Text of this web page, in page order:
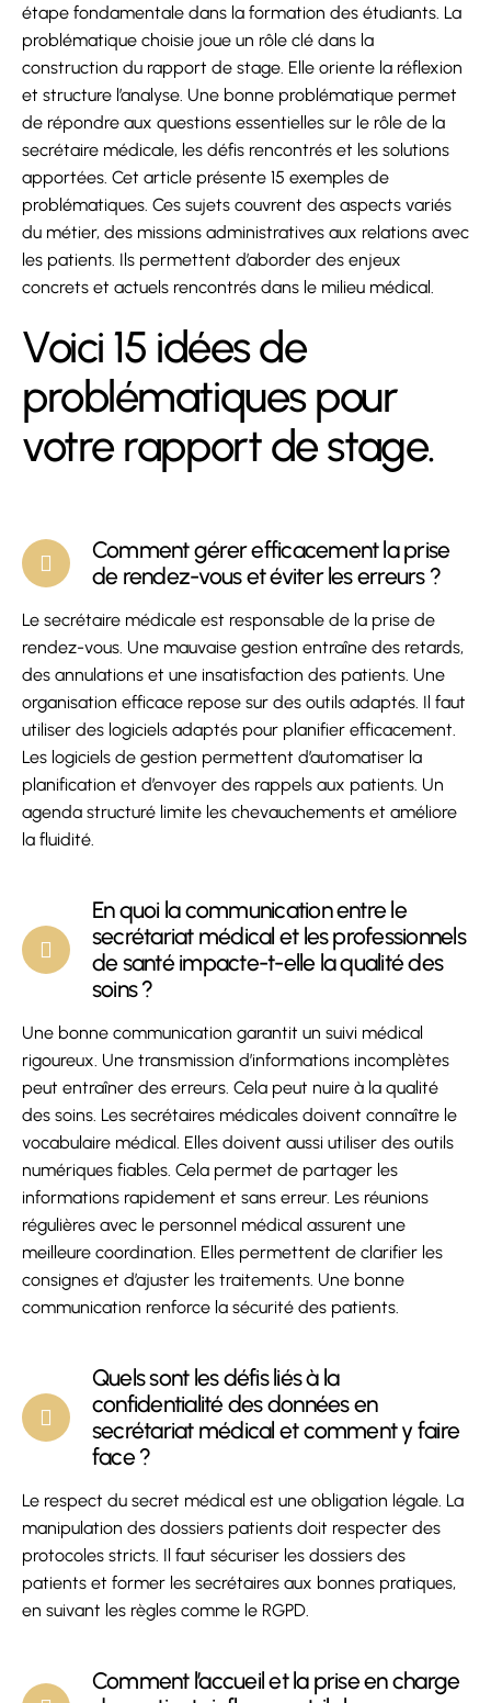
étape fondamentale dans la formation des étudiants. La
problématique choisie joue un rôle clé dans la
construction du rapport de stage. Elle oriente la réflexion
et structure l’analyse. Une bonne problématique permet
de répondre aux questions essentielles sur le rôle de la
secrétaire médicale, les défis rencontrés et les solutions
apportées. Cet article présente 15 exemples de
problématiques. Ces sujets couvrent des aspects variés
du métier, des missions administratives aux relations avec
les patients. Ils permettent d’aborder des enjeux
concrets et actuels rencontrés dans le milieu médical.
Voici 15 idées de
problématiques pour
votre rapport de stage.
Comment gérer efficacement la prise
de rendez-vous et éviter les erreurs ?
Le secrétaire médicale est responsable de la prise de
rendez-vous. Une mauvaise gestion entraîne des retards,
des annulations et une insatisfaction des patients. Une
organisation efficace repose sur des outils adaptés. Il faut
utiliser des logiciels adaptés pour planifier efficacement.
Les logiciels de gestion permettent d’automatiser la
planification et d’envoyer des rappels aux patients. Un
agenda structuré limite les chevauchements et améliore
la fluidité.
En quoi la communication entre le
secrétariat médical et les professionnels
de santé impacte-t-elle la qualité des
soins ?
Une bonne communication garantit un suivi médical
rigoureux. Une transmission d’informations incomplètes
peut entraîner des erreurs. Cela peut nuire à la qualité
des soins. Les secrétaires médicales doivent connaître le
vocabulaire médical. Elles doivent aussi utiliser des outils
numériques fiables. Cela permet de partager les
informations rapidement et sans erreur. Les réunions
régulières avec le personnel médical assurent une
meilleure coordination. Elles permettent de clarifier les
consignes et d’ajuster les traitements. Une bonne
communication renforce la sécurité des patients.
Quels sont les défis liés à la
confidentialité des données en
secrétariat médical et comment y faire
face ?
Le respect du secret médical est une obligation légale. La
manipulation des dossiers patients doit respecter des
protocoles stricts. Il faut sécuriser les dossiers des
patients et former les secrétaires aux bonnes pratiques,
en suivant les règles comme le RGPD.
Comment l’accueil et la prise en charge